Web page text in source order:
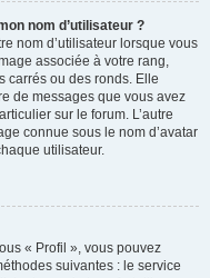
nom d’utilisateur ?
nom d’utilisateur lorsque vous
associée à votre rang,
carrés ou des ronds. Elle
de messages que vous avez
sur le forum. L’autre
connue sous le nom d’avatar
utilisateur.
« Profil », vous pouvez
suivantes : le service